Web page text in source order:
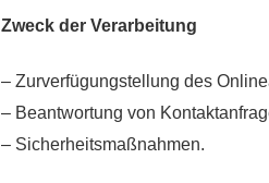
Zweck der Verarbeitung
– Zurverfügungstellung des
– Beantwortung von
– Sicherheitsmaßnahmen.